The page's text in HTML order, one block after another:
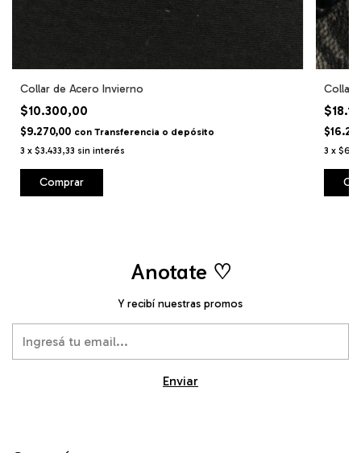
Collar de Acero Invierno
$10.300,00
$9.270,00 con Transferencia o depósito
3 x $3.433,33 sin interés
Comprar
Collar
3 x
Anotate ♡
Y recibí nuestras promos